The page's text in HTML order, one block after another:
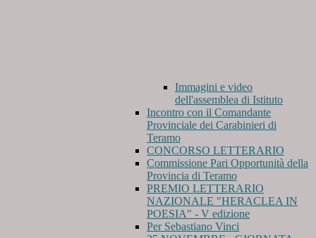
Immagini e video
dell'assemblea di Istituto
Incontro con il Comandante
Provinciale dei Carabinieri di
Teramo
CONCORSO LETTERARIO
Commissione Pari Opportunità della
Provincia di Teramo
PREMIO LETTERARIO
NAZIONALE "HERACLEA IN
POESIA" - V edizione
Per Sebastiano Vinci